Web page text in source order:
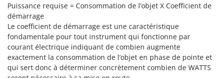
Unger
V
Verdemax
Vesco
Volpi
Puissance requise = Consommation de l’objet X Coefficient de
démarrage
Le coefficient de démarrage est une caractéristique
fondamentale pour tout instrument qui fonctionne par
courant électrique indiquant de combien augmente
exactement la consommation de l’objet en phase de pointe et
qui sert donc à déterminer concrètement combien de WATTS